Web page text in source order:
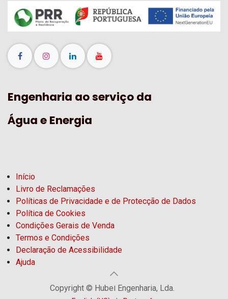
Engenharia ao serviço da
Água e Energia
Início
Livro de Reclamações
Políticas de Privacidade e de Protecção de Dados
Política de Cookies
Condições Gerais de Venda
Termos e Condições
Declaração de Acessibilidade
Ajuda
Copyright © Hubel Engenharia, Lda.